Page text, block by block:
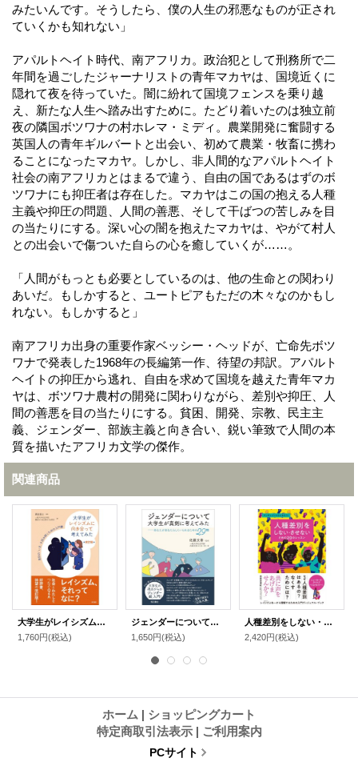
みたいんです。そうしたら、僕の人生の邪悪なものが正され
ていくかも知れない」
アパルトヘイト時代、南アフリカ。政治犯として刑務所で二
年間を過ごしたジャーナリストの青年マカヤは、国境近くに
隠れて夜を待っていた。闇に紛れて国境フェンスを乗り越
え、新たな人生へ踏み出すために。たどり着いたのは独立前
夜の隣国ボツワナの村ホレマ・ミディ。農業開発に奮闘する
英国人の青年ギルバートと出会い、初めて農業・牧畜に携わ
ることになったマカヤ。しかし、非人間的なアパルトヘイト
社会の南アフリカとはまるで違う、自由の国であるはずのボ
ツワナにも抑圧者は存在した。マカヤはこの国の抱える人種
主義や抑圧の問題、人間の善悪、そして干ばつの苦しみを目
の当たりにする。深い心の闇を抱えたマカヤは、やがて村人
との出会いで傷ついた自らの心を癒していくが……。
「人間がもっとも必要としているのは、他の生命との関わり
あいだ。もしかすると、ユートピアもただの木々なのかもし
れない。もしかすると」
南アフリカ出身の重要作家ベッシー・ヘッドが、亡命先ボツ
ワナで発表した1968年の長編第一作、待望の邦訳。アパルト
ヘイトの抑圧から逃れ、自由を求めて国境を越えた青年マカ
ヤは、ボツワナ農村の開発に関わりながら、差別や抑圧、人
間の善悪を目の当たりにする。貧困、開発、宗教、民主主
義、ジェンダー、部族主義と向き合い、鋭い筆致で人間の本
質を描いたアフリカ文学の傑作。
関連商品
大学生がレイシズムに向き合って考えてみた 改訂版 差別の「いま」を読み解くための入門書
1,760円(税込)
ジェンダーについて大学生が真剣に考えてみた あなたがあなたらしくいられるための29問
1,650円(税込)
人種差別をしない・させないための20のレッスン / ティファニー・ジュエル (著), オーレリア・デュラン (イラスト),きくちゆみこ (翻訳), 安田菜津紀
2,420円(税込)
ホーム | ショッピングカート
特定商取引法表示 | ご利用案内
PCサイト